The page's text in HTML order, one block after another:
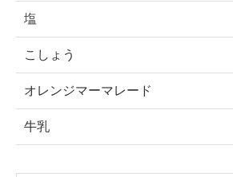
塩
こしょう
オレンジマーマレード
牛乳